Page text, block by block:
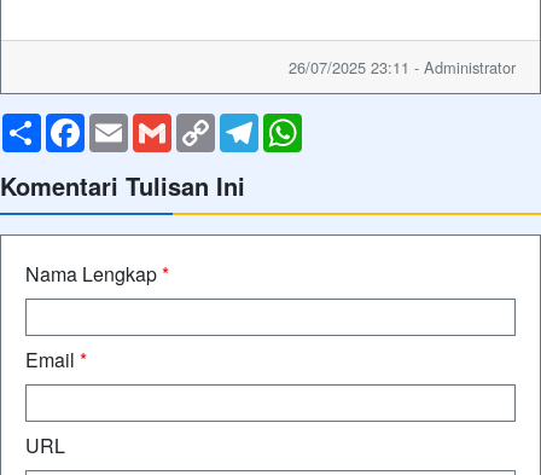
26/07/2025 23:11 - Administrator
ShareFacebook
EmailGmailCopy
Link
Telegram
Komentari Tulisan Ini
Nama Lengkap*
Email *
URL